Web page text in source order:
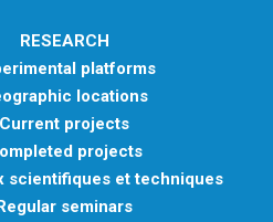
RESEARCH
platforms
locations
Current projects
projects
scientifiques et techniques
seminars